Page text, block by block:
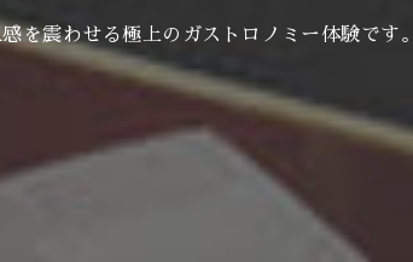
を震わせる極上のガストロノミー体験です。